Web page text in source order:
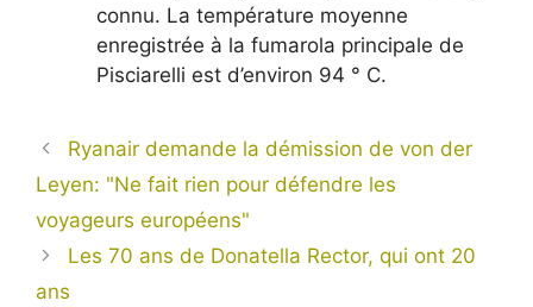
connu. La température moyenne
enregistrée à la fumarola principale de
Pisciarelli est d’environ 94 ° C.
Ryanair demande la démission de von der
Leyen: "Ne fait rien pour défendre les
voyageurs européens"
Les 70 ans de Donatella Rector, qui ont 20
ans